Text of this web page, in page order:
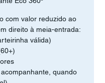
com valor reduzido ao
direito à meia-entrada:
válida)
quando